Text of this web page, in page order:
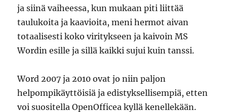
ja siinä vaiheessa, kun mukaan piti liittää
taulukoita ja kaavioita, meni hermot aivan
totaalisesti koko viritykseen ja kaivoin MS
Wordin esille ja sillä kaikki sujui kuin tanssi.
Word 2007 ja 2010 ovat jo niin paljon
helpompikäyttöisiä ja edistyksellisempiä, etten
voi suositella OpenOfficea kyllä kenellekään.